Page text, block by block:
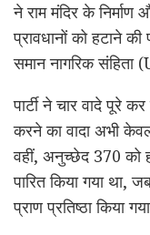
ने राम मंदिर के
प्रावधानों को हटाने
समान नागरिक संहिता
पार्टी ने चार वादे पूरे
करने का वादा अभी
वहीं, अनुच्छेद 370
पारित किया गया था,
प्राण प्रतिष्ठा किया